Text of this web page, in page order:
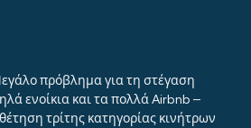
πρόβλημα για τη στέγαση
ενοίκια και τα πολλά Airbnb –
τρίτης κατηγορίας κινήτρων